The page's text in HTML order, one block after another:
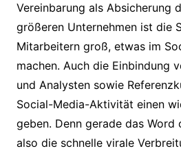
Vereinbarung als Absicherung
größeren Unternehmen ist die
Mitarbeitern groß, etwas im
machen. Auch die Einbindung
und Analysten sowie
Social-Media-Aktivität einen
geben. Denn gerade das
also die schnelle virale